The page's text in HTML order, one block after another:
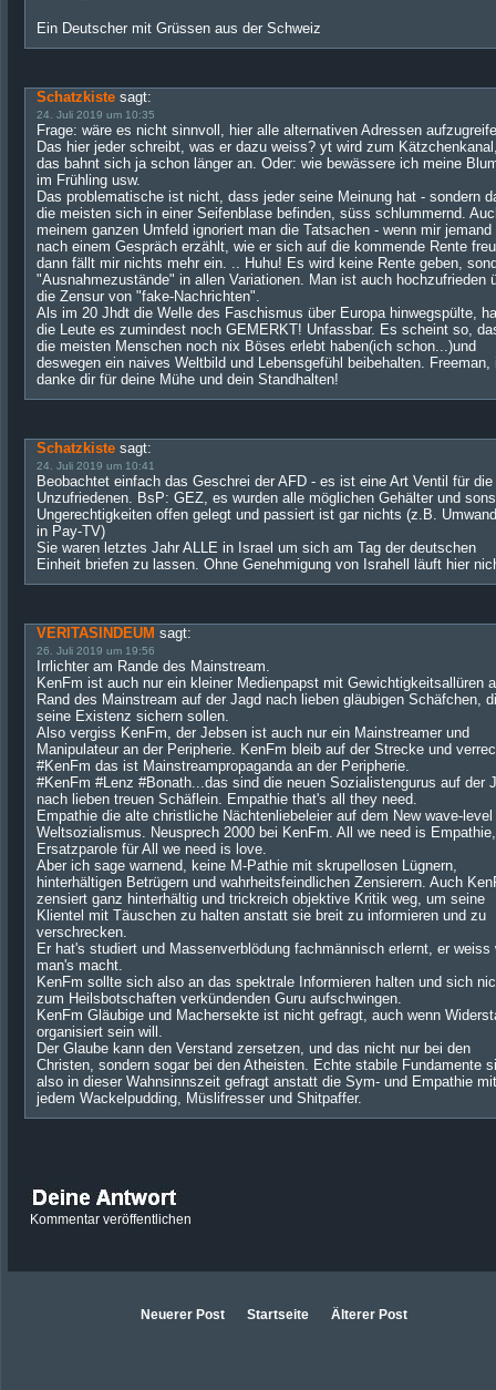
Ein Deutscher mit Grüssen aus der Schweiz
Schatzkiste sagt:
24. Juli 2019 um 10:35
Frage: wäre es nicht sinnvoll, hier alle alternativen Adressen
Das hier jeder schreibt, was er dazu weiss? yt wird zum
das bahnt sich ja schon länger an. Oder: wie bewässere ich meine
im Frühling usw.
Das problematische ist nicht, dass jeder seine Meinung hat - sondern
die meisten sich in einer Seifenblase befinden, süss schlummernd.
meinem ganzen Umfeld ignoriert man die Tatsachen - wenn mir jemand
nach einem Gespräch erzählt, wie er sich auf die kommende Rente
dann fällt mir nichts mehr ein. .. Huhu! Es wird keine Rente geben,
"Ausnahmezustände" in allen Variationen. Man ist auch hochzufrieden
die Zensur von "fake-Nachrichten".
Als im 20 Jhdt die Welle des Faschismus über Europa hinwegspülte,
die Leute es zumindest noch GEMERKT! Unfassbar. Es scheint so,
die meisten Menschen noch nix Böses erlebt haben(ich schon...)und
deswegen ein naives Weltbild und Lebensgefühl beibehalten. Freeman,
danke dir für deine Mühe und dein Standhalten!
Schatzkiste sagt:
24. Juli 2019 um 10:41
Beobachtet einfach das Geschrei der AFD - es ist eine Art Ventil für die
Unzufriedenen. BsP: GEZ, es wurden alle möglichen Gehälter und
Ungerechtigkeiten offen gelegt und passiert ist gar nichts (z.B.
in Pay-TV)
Sie waren letztes Jahr ALLE in Israel um sich am Tag der deutschen
Einheit briefen zu lassen. Ohne Genehmigung von Israhell läuft hier
VERITASINDEUM sagt:
26. Juli 2019 um 19:56
Irrlichter am Rande des Mainstream.
KenFm ist auch nur ein kleiner Medienpapst mit Gewichtigkeitsallüren
Rand des Mainstream auf der Jagd nach lieben gläubigen Schäfchen,
seine Existenz sichern sollen.
Also vergiss KenFm, der Jebsen ist auch nur ein Mainstreamer und
Manipulateur an der Peripherie. KenFm bleib auf der Strecke und
#KenFm das ist Mainstreampropaganda an der Peripherie.
#KenFm #Lenz #Bonath...das sind die neuen Sozialistengurus auf der
nach lieben treuen Schäflein. Empathie that's all they need.
Empathie die alte christliche Nächtenliebeleier auf dem New wave-
Weltsozialismus. Neusprech 2000 bei KenFm. All we need is
Ersatzparole für All we need is love.
Aber ich sage warnend, keine M-Pathie mit skrupellosen Lügnern,
hinterhältigen Betrügern und wahrheitsfeindlichen Zensierern. Auch
zensiert ganz hinterhältig und trickreich objektive Kritik weg, um seine
Klientel mit Täuschen zu halten anstatt sie breit zu informieren und zu
verschrecken.
Er hat's studiert und Massenverblödung fachmännisch erlernt, er weiss
man's macht.
KenFm sollte sich also an das spektrale Informieren halten und sich
zum Heilsbotschaften verkündenden Guru aufschwingen.
KenFm Gläubige und Machersekte ist nicht gefragt, auch wenn
organisiert sein will.
Der Glaube kann den Verstand zersetzen, und das nicht nur bei den
Christen, sondern sogar bei den Atheisten. Echte stabile Fundamente
also in dieser Wahnsinnszeit gefragt anstatt die Sym- und Empathie mit
jedem Wackelpudding, Müslifresser und Shitpaffer.
Kommentar veröffentlichen
Neuerer Post Älterer Post
Startseite